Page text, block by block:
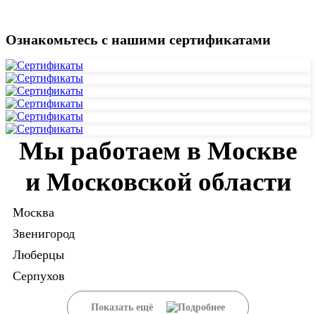
Ознакомьтесь с нашими сертификатами
Мы работаем в Москве
и Московской области
Москва
Звенигород
Люберцы
Серпухов
Показать ещё